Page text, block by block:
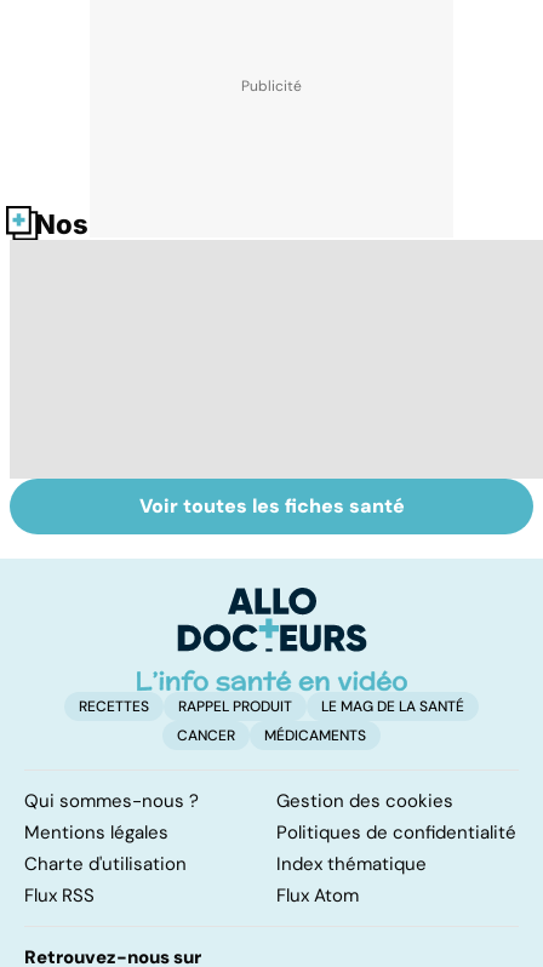
Nos fiches santé
Conjonctivite,
kératite, uvéite :
Presbytie :
pourquoi choisir
opérer ?
Voir toutes les fiches santé
RECETTES RAPPEL PRODUIT
LE MAG DE LA SANTÉ
CANCER
MÉDICAMENTS
Qui sommes-nous ?
Gestion des cookies
Mentions légales
Politiques de confidentialité
Charte d'utilisation
Index thématique
Flux RSS
Flux Atom
Retrouvez-nous sur